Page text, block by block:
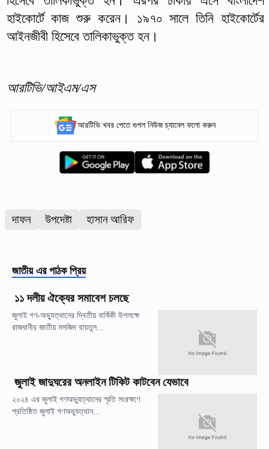
হাইকোর্টে কাজ শুরু করেন। ১৯৭০ সালে তিনি হাইকোর্টের
আইনজীবী হিসেবে তালিকাভুক্ত হন।
আরটিভি/আইএম/এস
আরটিভি খবর পেতে গুগল নিউজ চ্যানেল ফলো করুন
দাফন উপদেষ্টা হাসান আরিফ
জাতীয় এর পাঠক প্রিয়
১১ দলীয় ঐক্যের সমাবেশ চলছে
জুলাই গণ-অভ্যুত্থানের দ্বিতীয় বার্ষিকী উপলক্ষে
রাজধানীর জাতীয় মসজিদ বায়তুল...
জুলাই জাদুঘরের অনলাইন টিকিট কাটবেন যেভাবে
২০২৪ এর জুলাই গণঅভ্যুত্থানের স্মৃতি সংরক্ষণে
প্রতিষ্ঠিত জুলাই গণঅভ্যুত্থান...